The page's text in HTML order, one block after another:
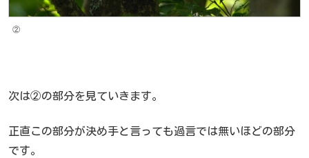
②
次は②の部分を見ていきます。
正直この部分が決め手と言っても過言では無いほどの部分
です。